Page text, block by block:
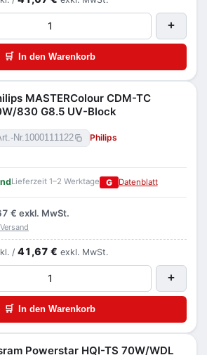
+
🛒 In den Warenkorb
MASTERColour CDM-TC
830 G8.5 UV-Block
Nr. 1000111122 Philips
Lieferzeit 1–2 Werktage G Datenblatt
€ exkl. MwSt.
/ 41,67 € exkl. MwSt.
+
🛒 In den Warenkorb
Powerstar HQI-TS 70W/WDL